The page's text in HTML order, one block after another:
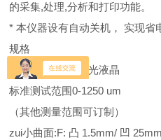
的采集,处理,分析和打印功能。
* 本仪器设有自动关机， 实现省
规格
显示器4位数字背光液晶
标准测试范围0-1250 um
（其他测量范围可订制）
zui小曲面:F: 凸 1.5mm/ 凹